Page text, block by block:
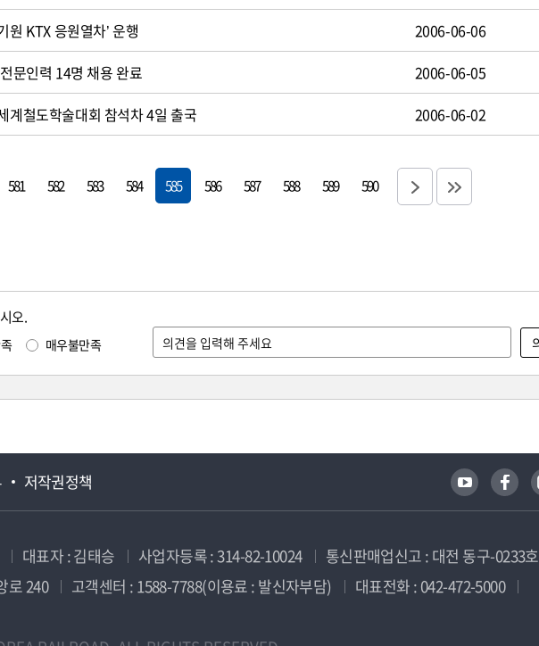
원 KTX 응원열차’ 운행 2006-06-06
문인력 14명 채용 완료 2006-06-05
계철도학술대회 참석차 4일 출국 2006-06-02
581 582 583 584 585 586 587 588 589 590
오.
매우불만족
저작권정책
대표자 : 김태승 사업자등록 : 314-82-10024
통신판매업신고 : 대전 동구-0233호
로 240
고객센터 : 1588-7788(이용료 : 발신자부담)
대표전화 : 042-472-5000